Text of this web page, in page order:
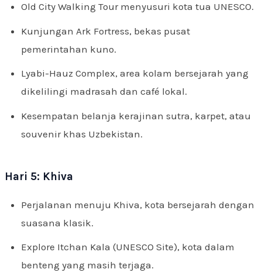
Old City Walking Tour menyusuri kota tua UNESCO.
Kunjungan Ark Fortress, bekas pusat
pemerintahan kuno.
Lyabi-Hauz Complex, area kolam bersejarah yang
dikelilingi madrasah dan café lokal.
Kesempatan belanja kerajinan sutra, karpet, atau
souvenir khas Uzbekistan.
Hari 5: Khiva
Perjalanan menuju Khiva, kota bersejarah dengan
suasana klasik.
Explore Itchan Kala (UNESCO Site), kota dalam
benteng yang masih terjaga.